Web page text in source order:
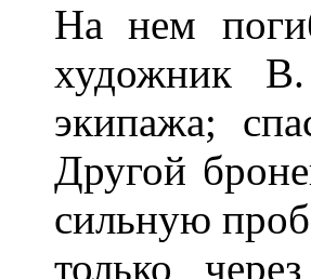
На нем
художник
экипажа;
Другой
сильную
только